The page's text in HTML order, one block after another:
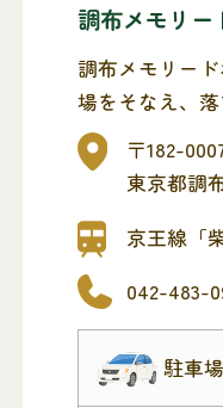
調布メモリー
調布メモリー
場をそなえ、
人を偲ぶことが
列いただいた
とお過ごしい
家族葬などの
数に合わせて
ます。 また、
ぶビデオ等の
調布市民葬儀
〒182-
東京都調
京王線「
042-483-
駐車場